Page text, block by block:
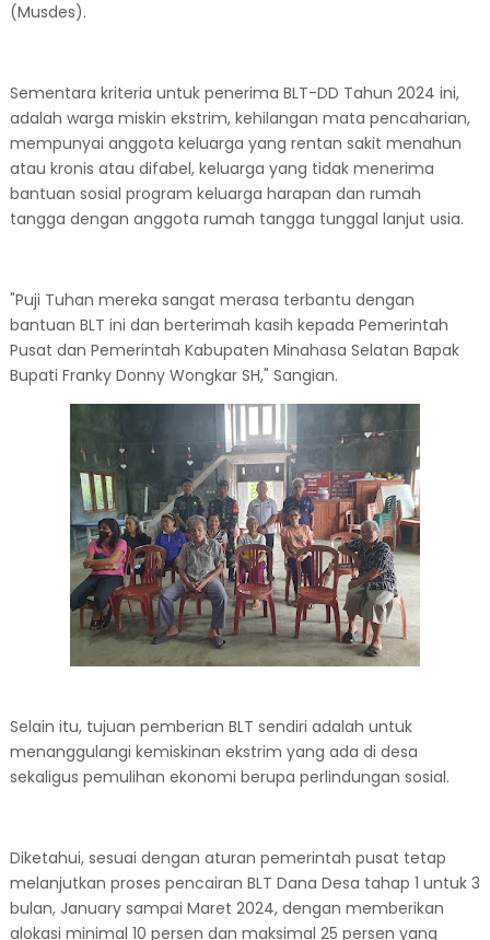
(Musdes).
Sementara kriteria untuk penerima BLT-DD Tahun 2024 ini,
adalah warga miskin ekstrim, kehilangan mata pencaharian,
mempunyai anggota keluarga yang rentan sakit menahun
atau kronis atau difabel, keluarga yang tidak menerima
bantuan sosial program keluarga harapan dan rumah
tangga dengan anggota rumah tangga tunggal lanjut usia.
"Puji Tuhan mereka sangat merasa terbantu dengan
bantuan BLT ini dan berterimah kasih kepada Pemerintah
Pusat dan Pemerintah Kabupaten Minahasa Selatan Bapak
Bupati Franky Donny Wongkar SH," Sangian.
Selain itu, tujuan pemberian BLT sendiri adalah untuk
menanggulangi kemiskinan ekstrim yang ada di desa
sekaligus pemulihan ekonomi berupa perlindungan sosial.
Diketahui, sesuai dengan aturan pemerintah pusat tetap
melanjutkan proses pencairan BLT Dana Desa tahap 1 untuk 3
bulan, January sampai Maret 2024, dengan memberikan
alokasi minimal 10 persen dan maksimal 25 persen yang